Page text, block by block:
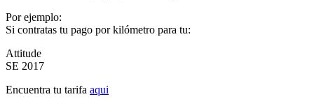
Por ejemplo:
Si contratas tu pago por kilómetro para tu:
Attitude
SE 2017
Encuentra tu tarifa aqui